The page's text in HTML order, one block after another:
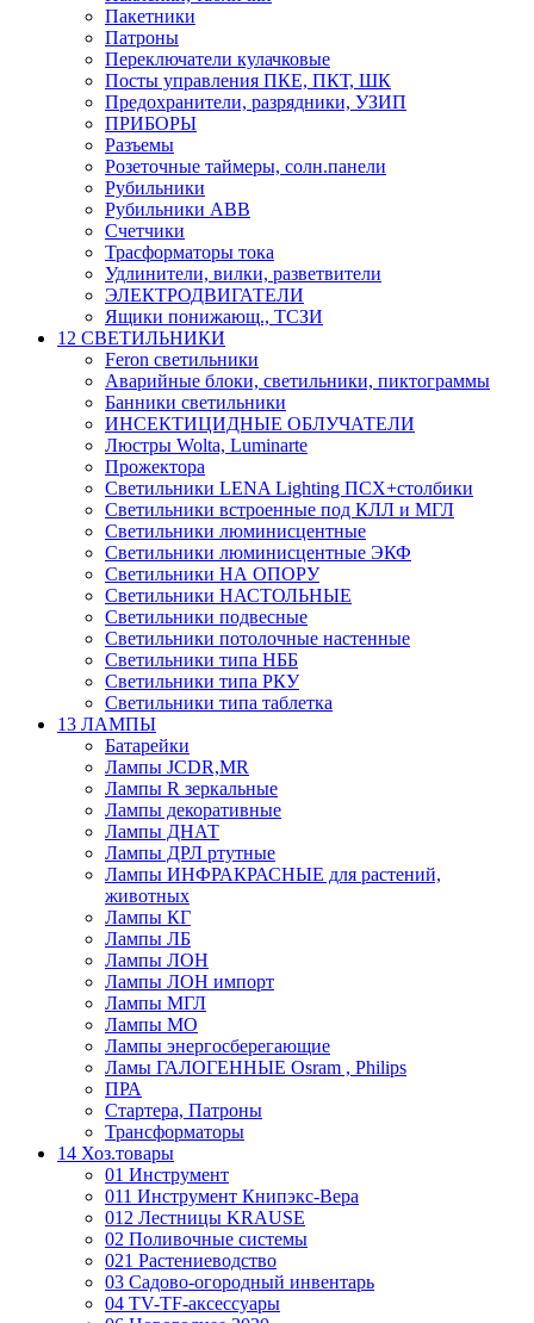
Пакетники
Патроны
Переключатели кулачковые
Посты управления ПКЕ, ПКТ, ШК
Предохранители, разрядники, УЗИП
ПРИБОРЫ
Разъемы
Розеточные таймеры, солн.панели
Рубильники
Рубильники ABB
Счетчики
Трасформаторы тока
Удлинители, вилки, разветвители
ЭЛЕКТРОДВИГАТЕЛИ
Ящики понижающ., ТСЗИ
12 СВЕТИЛЬНИКИ
Feron светильники
Аварийные блоки, светильники, пиктограммы
Банники светильники
ИНСЕКТИЦИДНЫЕ ОБЛУЧАТЕЛИ
Люстры Wolta, Luminarte
Прожектора
Светильники LENA Lighting ПСХ+столбики
Светильники встроенные под КЛЛ и МГЛ
Светильники люминисцентные
Светильники люминисцентные ЭКФ
Светильники НА ОПОРУ
Светильники НАСТОЛЬНЫЕ
Светильники подвесные
Светильники потолочные настенные
Светильники типа НББ
Светильники типа РКУ
Светильники типа таблетка
13 ЛАМПЫ
Батарейки
Лампы JCDR,MR
Лампы R зеркальные
Лампы декоративные
Лампы ДНАТ
Лампы ДРЛ ртутные
Лампы ИНФРАКРАСНЫЕ для растений,
животных
Лампы КГ
Лампы ЛБ
Лампы ЛОН
Лампы ЛОН импорт
Лампы МГЛ
Лампы МО
Лампы энергосберегающие
Ламы ГАЛОГЕННЫЕ Osram , Philips
ПРА
Стартера, Патроны
Трансформаторы
14 Хоз.товары
01 Инструмент
011 Инструмент Книпэкс-Вера
012 Лестницы KRAUSE
02 Поливочные системы
021 Растениеводство
03 Садово-огородный инвентарь
04 TV-TF-аксессуары